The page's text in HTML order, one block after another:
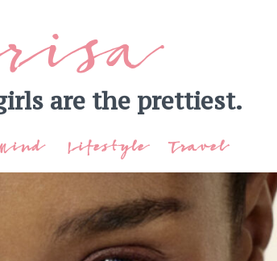
are the prettiest.
Lifestyle Travel